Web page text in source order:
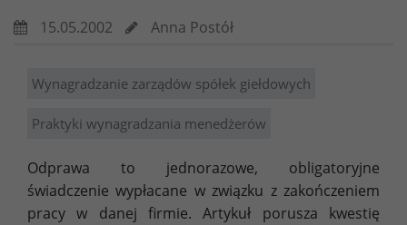
15.05.2002 Anna Postół
Wynagradzanie zarządów spółek giełdowych
Praktyki wynagradzania menedżerów
Odprawa to jednorazowe, obligatoryjne
świadczenie wypłacane w związku z zakończeniem
pracy w danej firmie. Artykuł porusza kwestię